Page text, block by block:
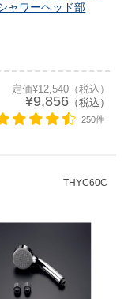
ャワーヘッド部
定価¥12,540（税込）
¥9,856（税込）
250件
THYC60C